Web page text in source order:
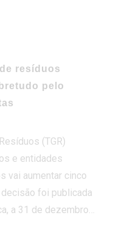
(TGR)
e entidades
vai aumentar cinco
foi publicada
a 31 de dezembro…